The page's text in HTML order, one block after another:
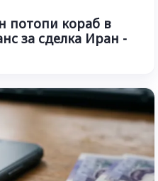
потопи кораб в
за сделка Иран -